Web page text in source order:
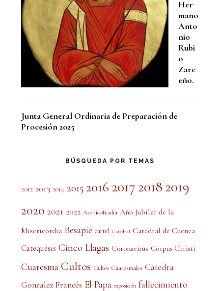
Her
mano
Anto
nio
Rubi
o
Zarc
eño.
Junta General Ordinaria de Preparación de
Procesión 2025
BÚSQUEDA POR TEMAS
2012 2013 2014 2015 2016 2017 2018 2019
2020 2021 2022 Archicofradía Año Jubilar de la
Misericordia Besapié cartel Catedral Catedral de Cuenca
Catequesis Cinco Llagas Coronavirus Corpus Christi
Cuaresma Cultos Cultos Cuaresmales Cátedra
Gonzalez Francés El Papa exposición fallecimiento